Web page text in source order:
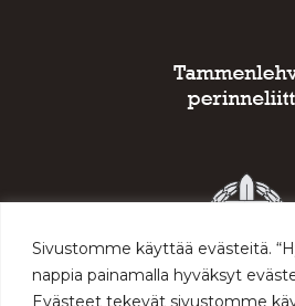
Sivustomme käyttää evästeitä.
nappia painamalla hyväksyt
Evästeet tekevät sivustomme